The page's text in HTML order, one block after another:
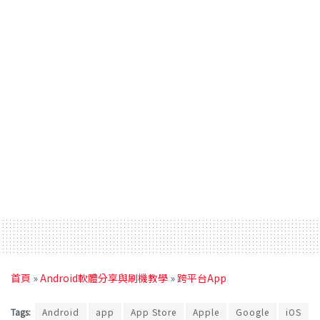
首頁 »Android軟體分享與刷機教學 » 跨平台App
Tags: Android app App Store Apple Google iOS